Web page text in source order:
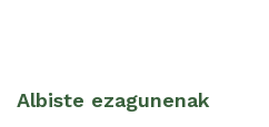
Albiste ezagunenak